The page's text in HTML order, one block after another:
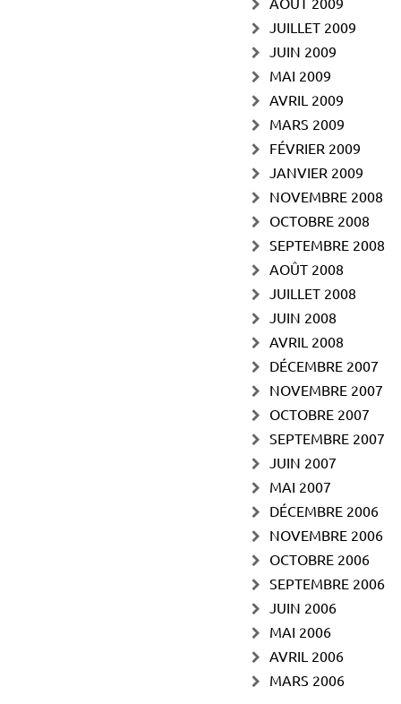
JUILLET 2009
JUIN 2009
MAI 2009
AVRIL 2009
MARS 2009
FÉVRIER 2009
JANVIER 2009
NOVEMBRE 2008
OCTOBRE 2008
SEPTEMBRE 2008
AOÛT 2008
JUILLET 2008
JUIN 2008
AVRIL 2008
DÉCEMBRE 2007
NOVEMBRE 2007
OCTOBRE 2007
SEPTEMBRE 2007
JUIN 2007
MAI 2007
DÉCEMBRE 2006
NOVEMBRE 2006
OCTOBRE 2006
SEPTEMBRE 2006
JUIN 2006
MAI 2006
AVRIL 2006
MARS 2006